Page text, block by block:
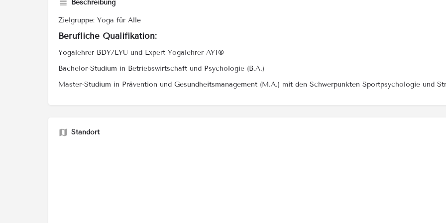
Beschreibung
Zielgruppe: Yoga für Alle
Berufliche Qualifikation:
Yogalehrer BDY/EYU und Expert Yogalehrer AYI®
Bachelor-Studium in Betriebswirtschaft und Psychologie (B.A.)
Master-Studium in Prävention und Gesundheitsmanagement (M.A.) mit den Schwerpunkten Sportpsychologie und
Standort